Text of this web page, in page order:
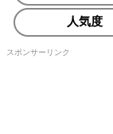
人気度
スポンサーリンク